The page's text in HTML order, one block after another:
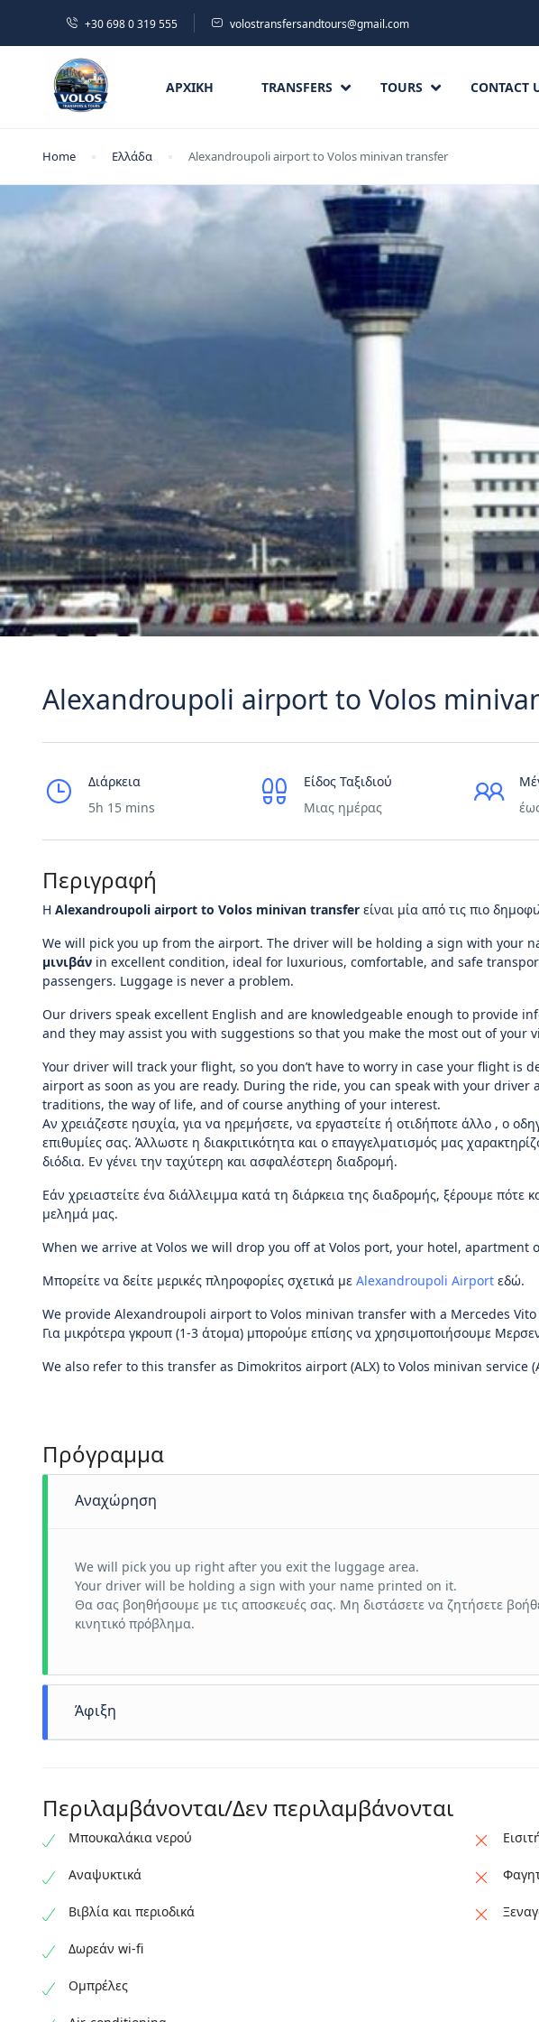
+30 698 0 319 555 volostransfersandtours@gmail.com
ΑΡΧΙΚΉ TRANSFERS TOURS CONTACT
Home Ελλάδα Alexandroupoli airport to Volos minivan transfer
Alexandroupoli airport to Volos
Διάρκεια
5h 15 mins
Είδος Ταξιδιού
Μιας ημέρας
Περιγραφή
Η Alexandroupoli airport to Volos minivan transfer είναι μία από τις πιο
We will pick you up from the airport. The driver will be holding a sign with your
μινιβάν in excellent condition, ideal for luxurious, comfortable, and safe
passengers. Luggage is never a problem.
Our drivers speak excellent English and are knowledgeable enough to provide
and they may assist you with suggestions so that you make the most out of your
Your driver will track your flight, so you don’t have to worry in case your flight is
airport as soon as you are ready. During the ride, you can speak with your driver
traditions, the way of life, and of course anything of your interest.
Αν χρειάζεστε ησυχία, για να ηρεμήσετε, να εργαστείτε ή οτιδήποτε άλλο , ο
επιθυμίες σας. Άλλωστε η διακριτικότητα και ο επαγγελματισμός μας
διόδια. Εν γένει την ταχύτερη και ασφαλέστερη διαδρομή.
Εάν χρειαστείτε ένα διάλλειμμα κατά τη διάρκεια της διαδρομής, ξέρουμε
μελημά μας.
When we arrive at Volos we will drop you off at Volos port, your hotel, apartment
Μπορείτε να δείτε μερικές πληροφορίες σχετικά με Alexandroupoli Airport εδώ.
We provide Alexandroupoli airport to Volos minivan transfer with a Mercedes
Για μικρότερα γκρουπ (1-3 άτομα) μπορούμε επίσης να χρησιμοποιήσουμε
We also refer to this transfer as Dimokritos airport (ALX) to Volos minivan service
Πρόγραμμα
Αναχώρηση
We will pick you up right after you exit the luggage area.
Your driver will be holding a sign with your name printed on it.
Θα σας βοηθήσουμε με τις αποσκευές σας. Μη διστάσετε να ζητήσετε
κινητικό πρόβλημα.
Άφιξη
We hope to see you again!
Περιλαμβάνονται/Δεν περιλαμβάνονται
Μπουκαλάκια νερού
Αναψυκτικά
Βιβλία και περιοδικά
Δωρεάν wi-fi
Ομπρέλες